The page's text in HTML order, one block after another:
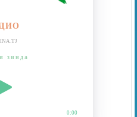
зинда
0:00